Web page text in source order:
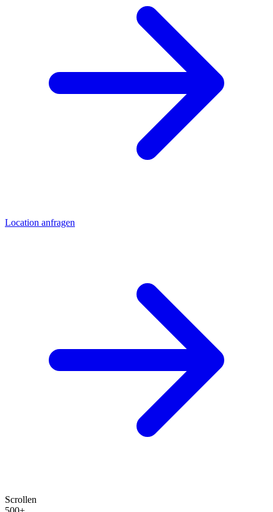
Location anfragen
Scrollen